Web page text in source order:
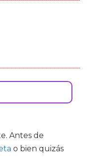
Antes de
o bien quizás